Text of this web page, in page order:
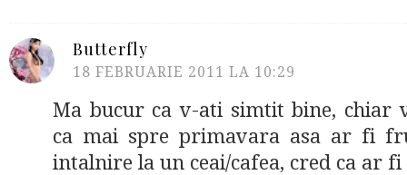
Butterfly
18 FEBRUARIE 2011 LA 10:29
Ma bucur ca v-ati simtit bine, chiar
ca mai spre primavara asa ar fi
intalnire la un ceai/cafea, cred ca ar